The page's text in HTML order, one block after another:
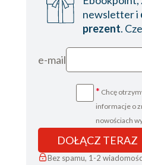
newsletter i
prezent.
e-mail
* Chcę
informacje o
nowościach
DOŁĄCZ TERAZ
Bez spamu, 1-2